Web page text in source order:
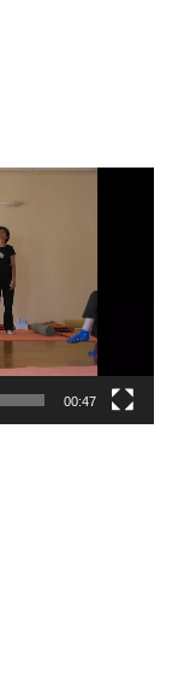
00:47